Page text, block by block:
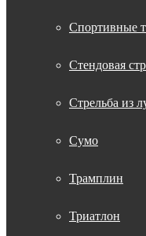
Спортивные
Стендовая
Стрельба из
Сумо
Трамплин
Триатлон